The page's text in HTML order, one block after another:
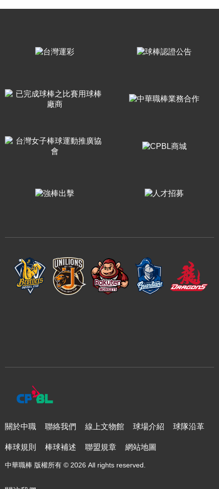
關於中職 聯絡我們 線上文物館 球場介紹 球隊沿革
棒球規則 棒球補述 聯盟規章 網站地圖
中華職棒 版權所有 © 2026 All rights reserved.